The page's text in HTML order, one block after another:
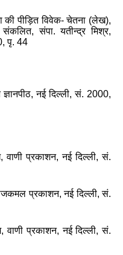
की पीड़ित विवेक- चेतना (लेख),
संकलित,संपा. यतीन्‍द्र मिश्र,
,पृ. 44
,नई दिल्‍ली,सं. 2000,
,वाणी प्रकाशन,नई दिल्‍ली,सं.
प्रकाशन,नई दिल्‍ली,सं.
,वाणी प्रकाशन,नई दिल्‍ली,सं.